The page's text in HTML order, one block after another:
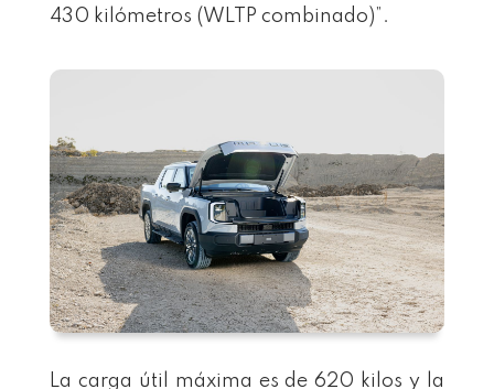
430 kilómetros (WLTP combinado)”.
La carga útil máxima es de 620 kilos y la